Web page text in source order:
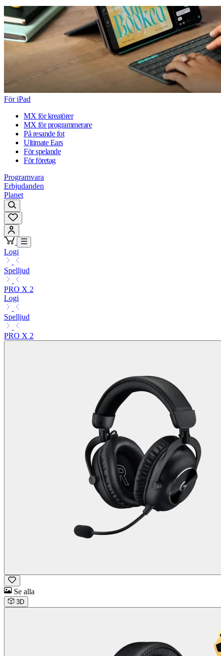
För iPad
MX för kreatörer
MX för programmerare
På resande fot
Ultimate Ears
För spelande
För företag
Programvara
Erbjudanden
Planet
Logi
Spelljud
PRO X 2
Logi
Spelljud
PRO X 2
Se alla
3D